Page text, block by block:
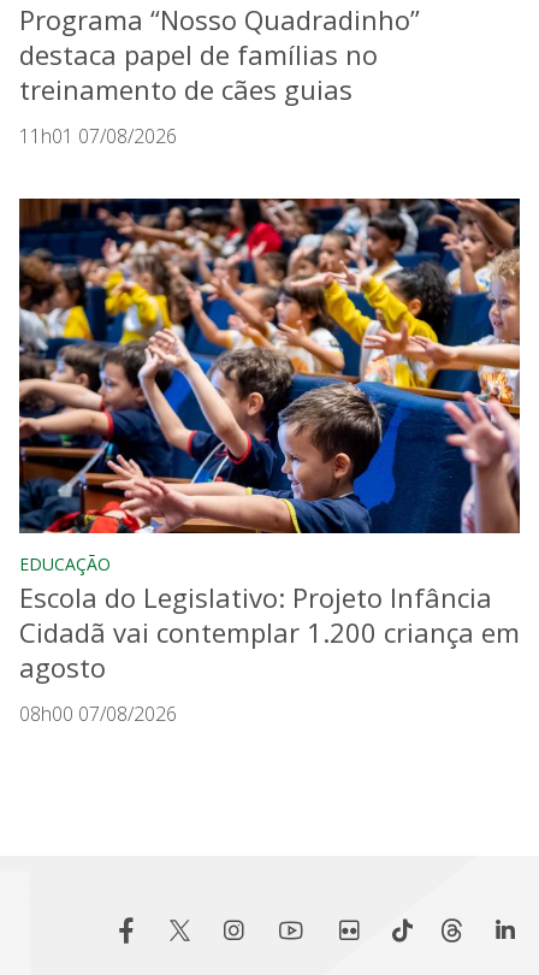
Programa “Nosso Quadradinho”
destaca papel de famílias no
treinamento de cães guias
11h01 07/08/2026
EDUCAÇÃO
Escola do Legislativo: Projeto Infância
Cidadã vai contemplar 1.200 criança em
agosto
08h00 07/08/2026